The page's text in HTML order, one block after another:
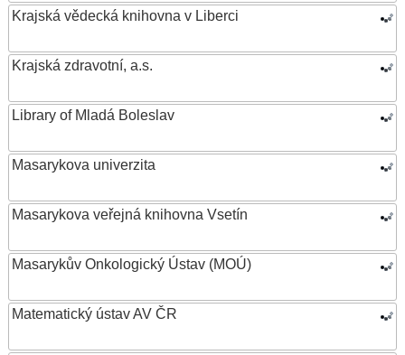
Krajská vědecká knihovna v Liberci
Krajská zdravotní, a.s.
Library of Mladá Boleslav
Masarykova univerzita
Masarykova veřejná knihovna Vsetín
Masarykův Onkologický Ústav (MOÚ)
Matematický ústav AV ČR